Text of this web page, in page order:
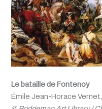
Le bataille de Fontenoy
Émile Jean-Horace